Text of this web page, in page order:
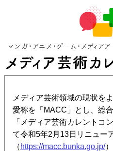
メディア芸術領域の現状を
愛称を「MACC」とし、総
「メディア芸術カレントコ
て令和5年2月13日リニュー
（ https://macc.bunka.go.jp/）